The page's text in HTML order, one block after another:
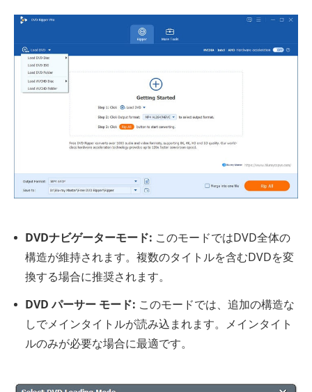
DVDナビゲーターモード: このモードではDVD全体の
構造が維持されます。複数のタイトルを含むDVDを変
換する場合に推奨されます。
DVD パーサー モード: このモードでは、追加の構造な
しでメインタイトルが読み込まれます。メインタイト
ルのみが必要な場合に最適です。